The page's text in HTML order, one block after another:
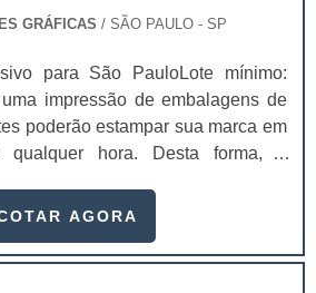
GRÁFICAS / SÃO PAULO - SP
para São PauloLote mínimo:
impressão de embalagens de
poderão estampar sua marca em
qualquer hora. Desta forma, é
fazendo com que as vendas do
os diversos tipos de impressão
AGORA